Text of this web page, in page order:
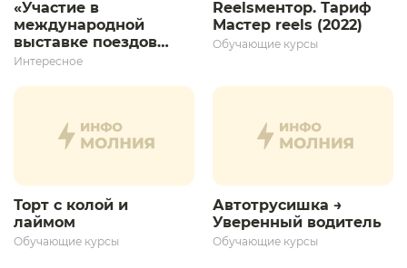
«Участие в
международной
выставке поездов
дает толчок для
развития»
Интересное
Reelsментор. Тариф
Мастер reels (2022)
Обучающие курсы
Торт с колой и
лаймом
Обучающие курсы
Автотрусишка →
Уверенный водитель​
Обучающие курсы